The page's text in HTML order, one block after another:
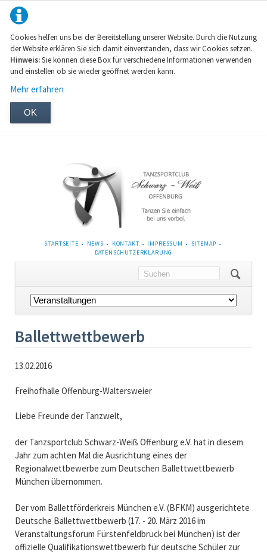
Cookies helfen uns bei der Bereitstellung unserer Website. Durch die Nutzung
der Website erklären Sie sich damit einverstanden, dass wir Cookies setzen.
Hinweis:Sie können diese Box für verschiedene Informationen verwenden
und einstellen ob sie wieder geöffnet werden kann.
Mehr erfahren
OK
NAVIGATION
STARTSEITE NEWS KONTAKT IMPRESSUM
SITEMAP
DATENSCHUTZERKLÄRUNG
Navigation
überspringen
Ballettwettbewerb
13.02.2016
Freihofhalle Offenburg-Waltersweier
Liebe Freunde der Tanzwelt,
der Tanzsportclub Schwarz-Weiß Offenburg e.V. hat in diesem
Jahr zum achten Mal die Ausrichtung eines der
Regionalwettbewerbe zum Deutschen Ballettwettbewerb
München übernommen.
Der vom Ballettförderkreis München e.V. (BFKM) ausgerichtete
Deutsche Ballettwettbewerb (17. - 20. März 2016 im
Veranstaltungsforum Fürstenfeldbruck bei München) ist der
offizielle Qualifikationswettbewerb für deutsche Schüler zur